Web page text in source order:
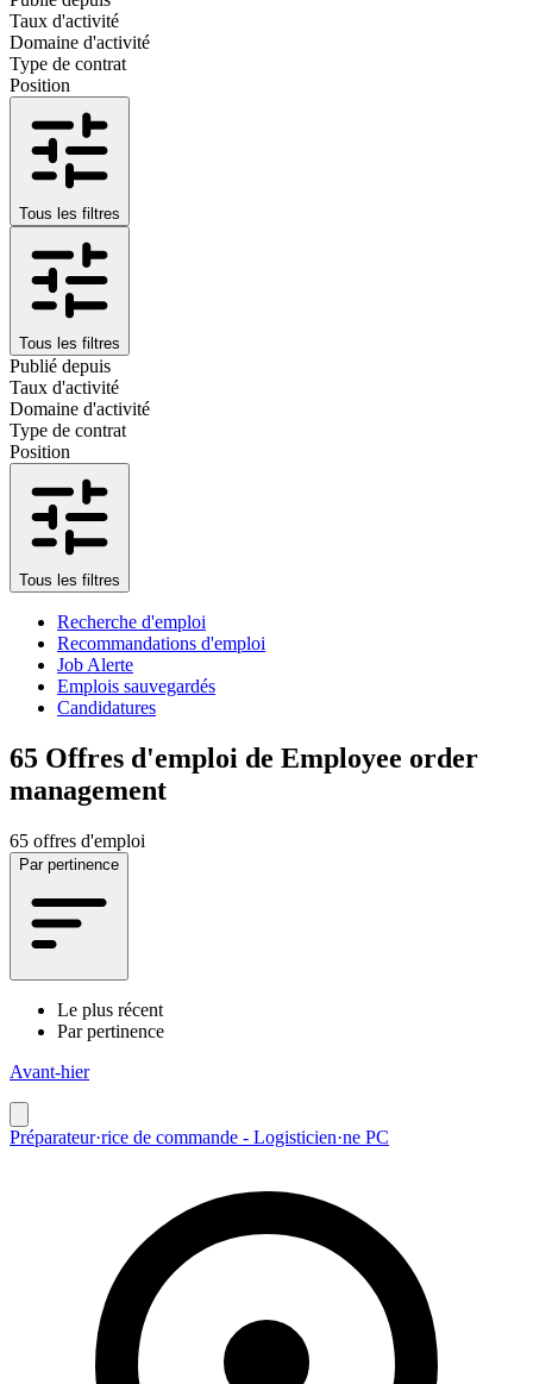
Taux d'activité
Domaine d'activité
Type de contrat
Position
Tous les filtres
Tous les filtres
Publié depuis
Taux d'activité
Domaine d'activité
Type de contrat
Position
Tous les filtres
Recherche d'emploi
Recommandations d'emploi
Job Alerte
Emplois sauvegardés
Candidatures
65 Offres d'emploi de Employee order
management
65 offres d'emploi
Par pertinence
Le plus récent
Par pertinence
Avant-hier
Préparateur·rice de commande - Logisticien·ne PC